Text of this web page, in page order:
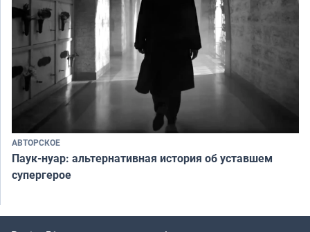
АВТОРСКОЕ
Паук-нуар: альтернативная история об уставшем
супергерое